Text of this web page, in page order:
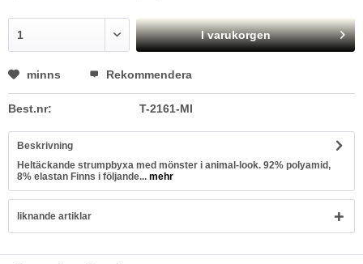
I varukorgen
minns Rekommendera
Best.nr: T-2161-MI
Beskrivning
Heltäckande strumpbyxa med mönster i animal-look. 92% polyamid,
8% elastan Finns i följande... mehr
liknande artiklar